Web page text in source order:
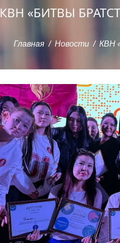
КВН «БИТВЫ
Главная Новости КВН